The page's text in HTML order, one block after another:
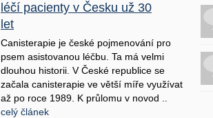
léčí pacienty v Česku už 30
let
Canisterapie je české pojmenování pro
psem asistovanou léčbu. Ta má velmi
dlouhou historii. V České republice se
začala canisterapie ve větší míře využívat
až po roce 1989. K průlomu v novod ..
celý článek